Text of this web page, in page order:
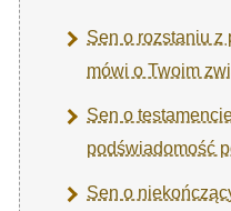
Sen o rozstaniu z
mówi o Twoim
Sen o
podświadomość
Sen o